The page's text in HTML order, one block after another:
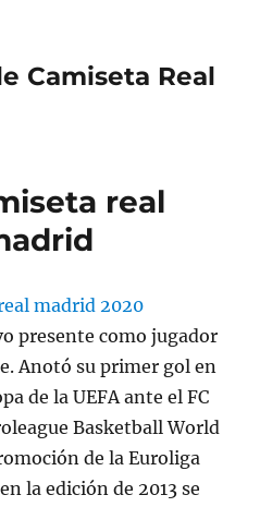
Camiseta Real
real
presente como jugador
Anotó su primer gol en
de la UEFA ante el FC
Basketball World
de la Euroliga
la edición de 2013 se